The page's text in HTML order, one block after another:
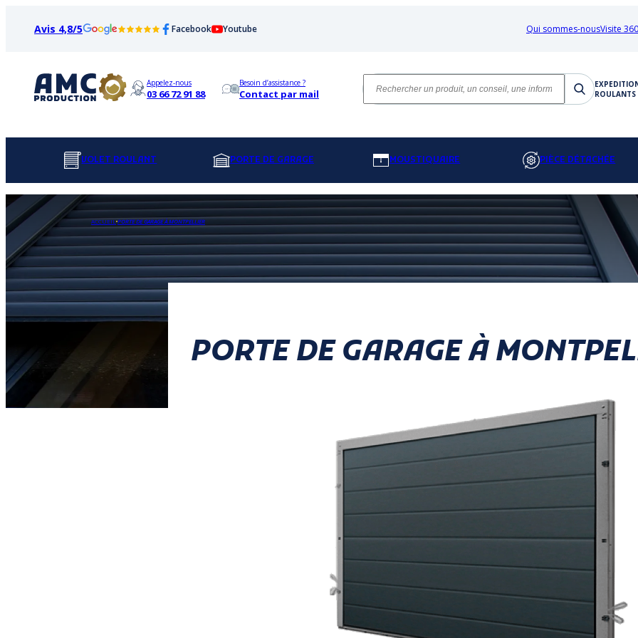
Avis 4,8/5 Facebook Youtube Qui sommes-nousVisite
Appelez-nous
03 66 72 91 88
Besoin d’assistance ?
Contact par mail
ROULANTS
VOLET ROULANT PORTE DE GARAGE MOUSTIQUAIRE PIÈCE DÉTACHÉE
ACCUEILPORTE DE GARAGE À MONTPELLIER
PORTE DE GARAGE À